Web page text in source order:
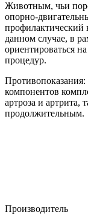
Животным, чьи
опорно-
профилактический
данном случае, в
ориентироваться
процедур.
компонентов
артроза и артрита,
продолжительным.
Производитель